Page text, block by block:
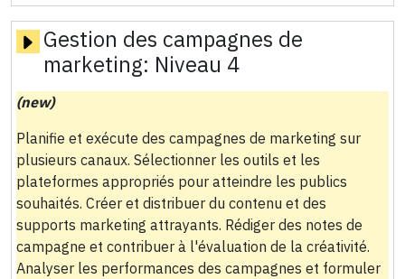
Gestion des campagnes de
marketing: Niveau 4
(new)
Planifie et exécute des campagnes de marketing sur
plusieurs canaux. Sélectionner les outils et les
plateformes appropriés pour atteindre les publics
souhaités. Créer et distribuer du contenu et des
supports marketing attrayants. Rédiger des notes de
campagne et contribuer à l'évaluation de la créativité.
Analyser les performances des campagnes et formuler